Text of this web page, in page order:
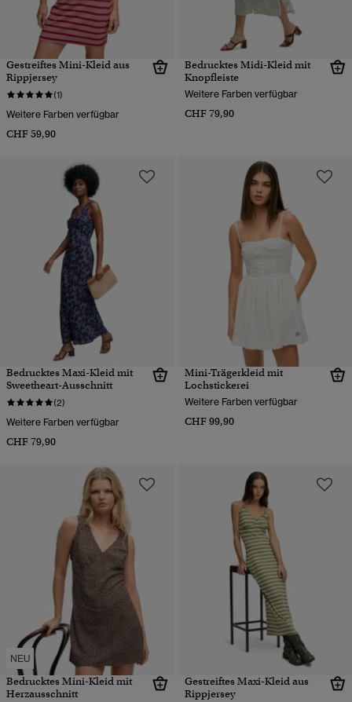
Gestreiftes Mini-Kleid aus
Rippjersey
(1)
Weitere Farben verfügbar
CHF 59,90
Bedrucktes Midi-Kleid mit
Knopfleiste
Weitere Farben verfügbar
CHF 79,90
Bedrucktes Maxi-Kleid mit
Sweetheart-Ausschnitt
(2)
Weitere Farben verfügbar
CHF 79,90
Mini-Trägerkleid mit
Lochstickerei
Weitere Farben verfügbar
CHF 99,90
NEU
Bedrucktes Mini-Kleid mit
Herzausschnitt
Gestreiftes Maxi-Kleid aus
Rippjersey